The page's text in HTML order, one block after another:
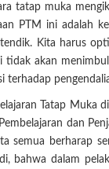
tatap muka
PTM ini adalah
Kita harus
tidak akan
terhadap
Tatap Muka
dan
semua berharap
bahwa dalam